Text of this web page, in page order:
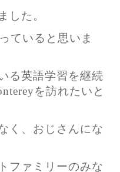
した。
ていると思いま
る英語学習を継続
を訪れたいと
く、おじさんにな
ファミリーのみな